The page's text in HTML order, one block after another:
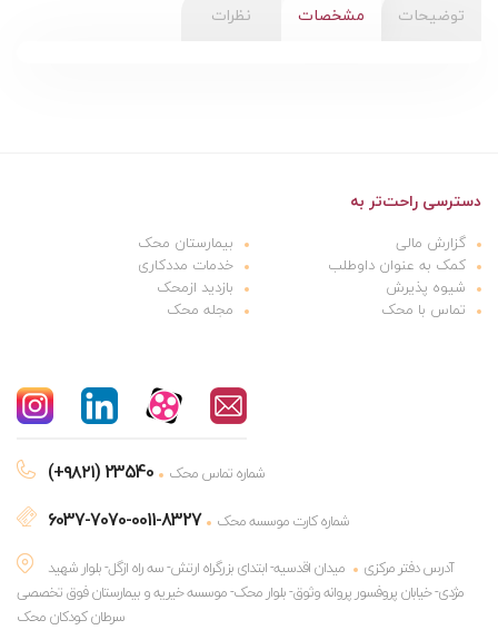
توضیحات مشخصات نظرات
دسترسی راحت‌تر به
گزارش مالی
بیمارستان محک
کمک به عنوان داوطلب
خدمات مددکاری
شیوه پذیرش
بازدید ازمحک
تماس با محک
مجله محک
(+۹۸۲۱) 23540 شماره تماس محک
6037-7070-0011-8327
شماره کارت موسسه محک
آدرس دفتر مرکزی
میدان اقدسیه- ابتدای بزرگراه ارتش- سه راه ازگل- بلوار شهید
مژدی- خیابان پروفسور پروانه وثوق- بلوار محک- موسسه خیریه و بیمارستان فوق تخصصی
سرطان کودکان محک